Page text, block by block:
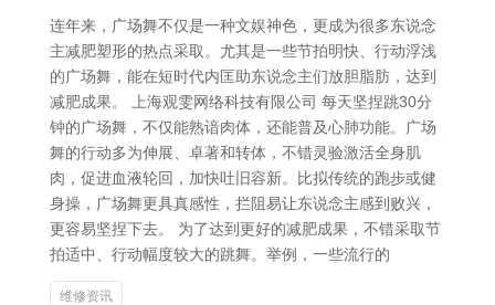
连年来，广场舞不仅是一种文娱神色，更成为很多东说念
主减肥塑形的热点采取。尤其是一些节拍明快、行动浮浅
的广场舞，能在短时代内匡助东说念主们放胆脂肪，达到
减肥成果。 上海观雯网络科技有限公司 每天坚捏跳30分
钟的广场舞，不仅能熟谙肉体，还能普及心肺功能。广场
舞的行动多为伸展、卓著和转体，不错灵验激活全身肌
肉，促进血液轮回，加快吐旧容新。比拟传统的跑步或健
身操，广场舞更具真感性，拦阻易让东说念主感到败兴，
更容易坚捏下去。 为了达到更好的减肥成果，不错采取节
拍适中、行动幅度较大的跳舞。举例，一些流行的
维修资讯